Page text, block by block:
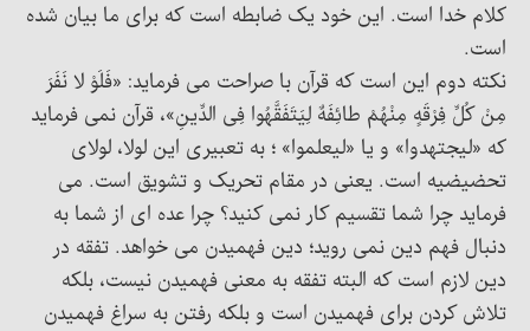
کلام خدا است. این خود یک ضابطه است که برای ما بیان شده
است.
نکته دوم این است که قرآن با صراحت می فرماید: «فَلَوْ لا نَفَرَ
مِنْ کُلِّ فِرْقَهٍ مِنْهُمْ طائِفَهٌ لِیَتَفَقَّهُوا فِی الدِّینِ»، قرآن نمی فرماید
که «لیجتهدوا» و یا «لیعلموا» ؛ به تعبیری این لولا، لولای
تحضیضیه است. یعنی در مقام تحریک و تشویق است. می
فرماید چرا شما تقسیم کار نمی کنید؟ چرا عده ای از شما به
دنبال فهم دین نمی روید؛ دین فهمیدن می خواهد. تفقه در
دین لازم است که البته تفقه به معنی فهمیدن نیست، بلکه
تلاش کردن برای فهمیدن است و بلکه رفتن به سراغ فهمیدن